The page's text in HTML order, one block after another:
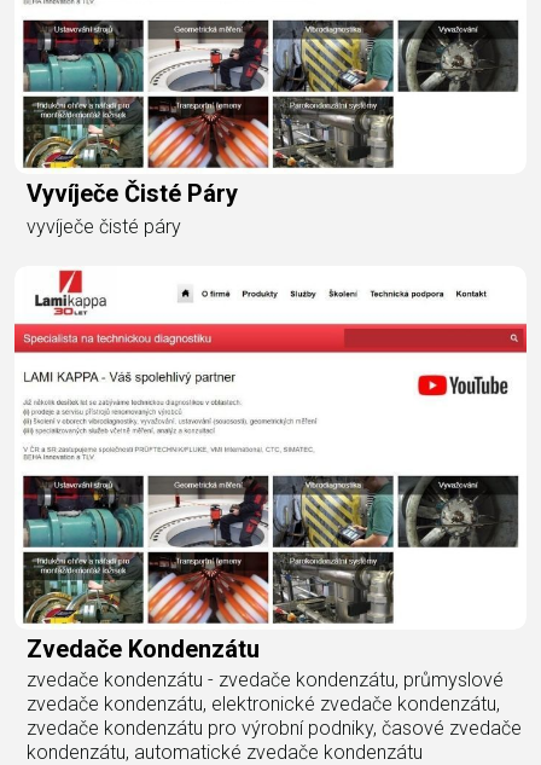
Vyvíječe Čisté Páry
vyvíječe čisté páry
Zvedače Kondenzátu
zvedače kondenzátu - zvedače kondenzátu, průmyslové
zvedače kondenzátu, elektronické zvedače kondenzátu,
zvedače kondenzátu pro výrobní podniky, časové zvedače
kondenzátu, automatické zvedače kondenzátu